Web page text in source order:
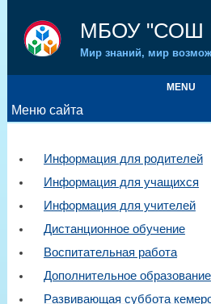
МБОУ "СОШ
Мир знаний, мир
MENU
Меню сайта
Информация для родителей
Информация для учащихся
Информация для учителей
Дистанционное обучение
Воспитательная работа
Дополнительное образование
Развивающая суббота